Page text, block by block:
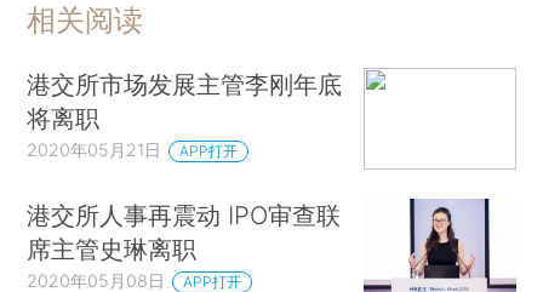
相关阅读
港交所市场发展主管李刚年底
将离职
2020年05月21日 APP打开
港交所人事再震动 IPO审查联
席主管史琳离职
2020年05月08日 APP打开